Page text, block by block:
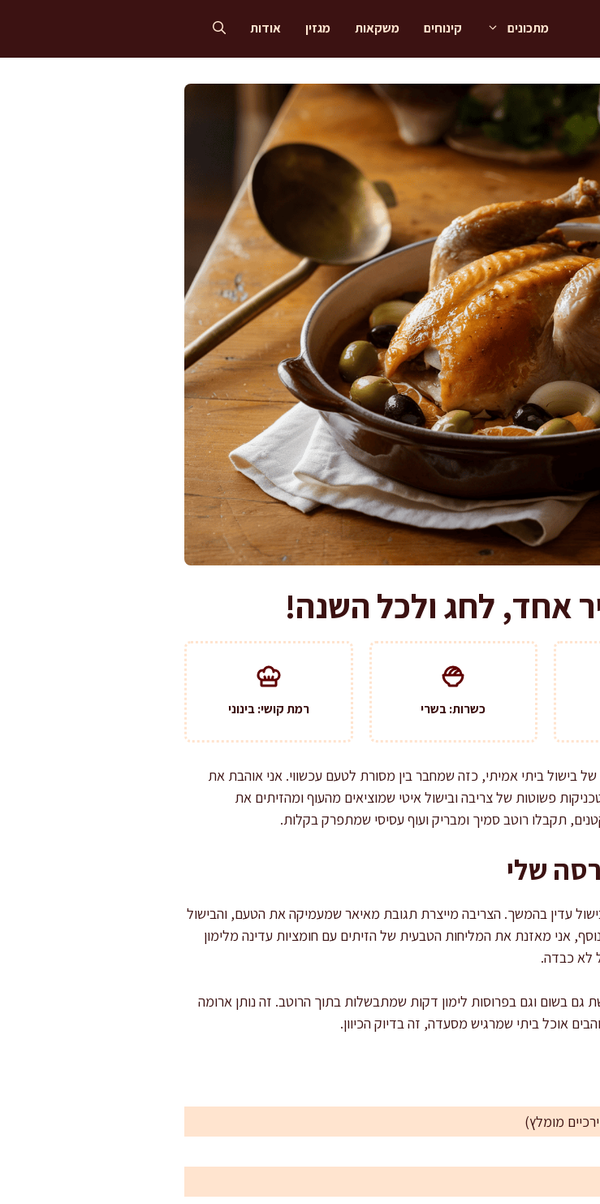
מתכונים קינוחים משקאות מגזין אודות
אחד, לחג ולכל השנה!
כשרות: בשרי רמת קושי: בינוני
בישול ביתי אמיתי, כזה שמחבר בין מסורת לטעם עכשווי. אני אוהבת את
פשוטות של צריבה ובישול איטי שמוציאים מהעוף ומהזיתים את
תקבלו רוטב סמיך ומבריק ועוף עסיסי שמתפרק בקלות.
שלי
עדין בהמשך. הצריבה מייצרת תגובת מאיאר שמעמיקה את הטעם, והבישול
אני מאזנת את המליחות הטבעית של הזיתים עם חומציות עדינה מלימון
לא כבדה.
גם בשום וגם בפרוסות לימון דקות שמתבשלות בתוך הרוטב. זה נותן ארומה
אוכל ביתי שמרגיש מסעדה, זה בדיוק הכיוון.